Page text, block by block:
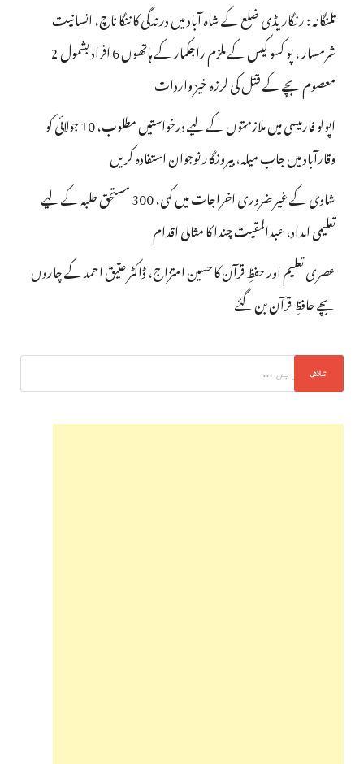
تلنگانہ : رنگاریڈی ضلع کے شاہ آباد میں درندگی کا ننگا ناچ، انسانیت
شرمسار ، پو کسو کیس کے ملزم راجکمار کے ہاتھوں 6 افراد بشمول 2
معصوم بچے کے قتل کی لرزہ خیز واردات
اپولو فارمیسی میں ملازمتوں کے لیے درخواستیں مطلوب، 10 جولائی کو
وقارآباد میں جاب میلہ، بیروزگار نوجوان استفادہ کریں
شادی کے غیر ضروری اخراجات میں کمی، 300 مستحق طلبہ کے لیے
تعلیمی امداد، عبدالمقیت چندا کا مثالی اقدام
عصری تعلیم اور حفظِ قرآن کا حسین امتزاج، ڈاکٹر عتیق احمد کے چاروں
بچے حافظِ قرآن بن گئے